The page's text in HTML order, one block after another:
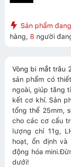
Sản phẩm
hàng, 8 người
Vòng bi mắt trâu
sản phẩm có
ngoài, giúp tăng
kết cơ khí. Sản
tổng thể 25mm,
cho các cơ cấu
lượng chỉ 11g,
hoạt, ổn định
động hóa
dưới!